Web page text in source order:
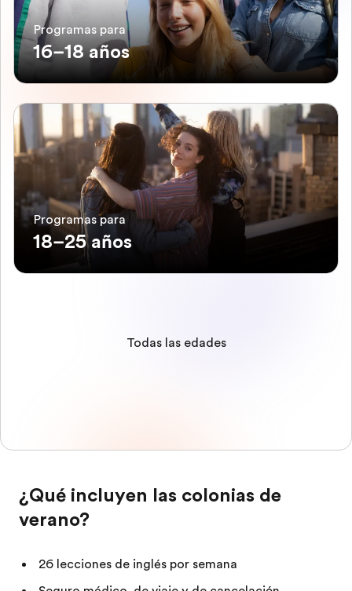
Programas para
16–18 años
Programas para
18–25 años
Todas las edades
¿Qué incluyen las colonias de
verano?
26 lecciones de inglés por semana